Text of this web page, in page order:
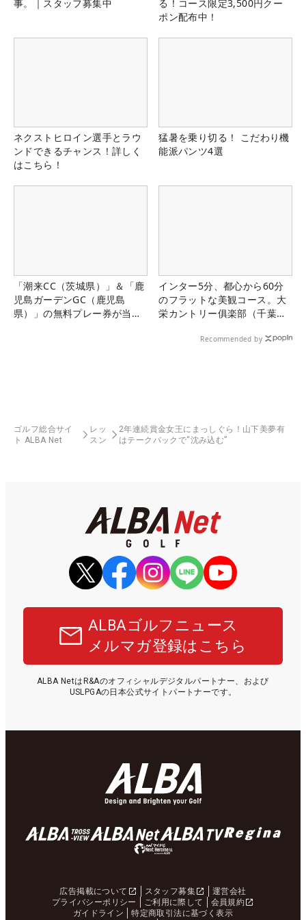
事。｜スタッフ募集中
る！コース限定3,500円クー
ポン配布中！
ネクストヒロイン選手とラウ
ンドできるチャンス！詳しく
はこちら！
猛暑を乗り切る！ こだわり機
能派パンツ4選
「潮来CC（茨城県）」＆「鹿
児島ガーデンGC（鹿児島
県）」の無料プレー券が当た
インター5分、都心から60分
のフラットな美観コース。大
栄カントリー俱楽部（千葉
Recommended by
ゴルフ総合サイ
ト ALBA Net
レッ
スン
2年連続賞金女王にまっしぐら！山下美夢有
はテークバックで“沈み込む”
ALBAゴルフニュース
メルマガ登録はこちら
ALBA NetはR&Aのオフィシャルデジタルパートナー、および
USLPGAの日本公式サイトパートナーです。
広告掲載について スタッフ募集
運営会社
プライバシーポリシー
ご利用に際して
会員規約
ガイドライン
特定商取引法に基づく表示